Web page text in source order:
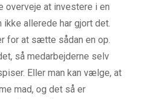
overveje at investere i en
allerede har gjort det.
for at sætte sådan en op.
så medarbejderne selv
Eller man kan vælge, at
mad, og det så er